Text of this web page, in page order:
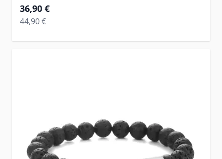
À partir de
36,90 €
Prix normal
44,90 €